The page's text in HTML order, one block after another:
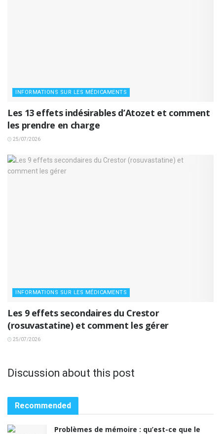
INFORMATIONS SUR LES MÉDICAMENTS
Les 13 effets indésirables d’Atozet et comment
les prendre en charge
25/07/2026
INFORMATIONS SUR LES MÉDICAMENTS
Les 9 effets secondaires du Crestor
(rosuvastatine) et comment les gérer
25/07/2026
Discussion about this post
Recommended
Problèmes de mémoire : qu’est-ce que le